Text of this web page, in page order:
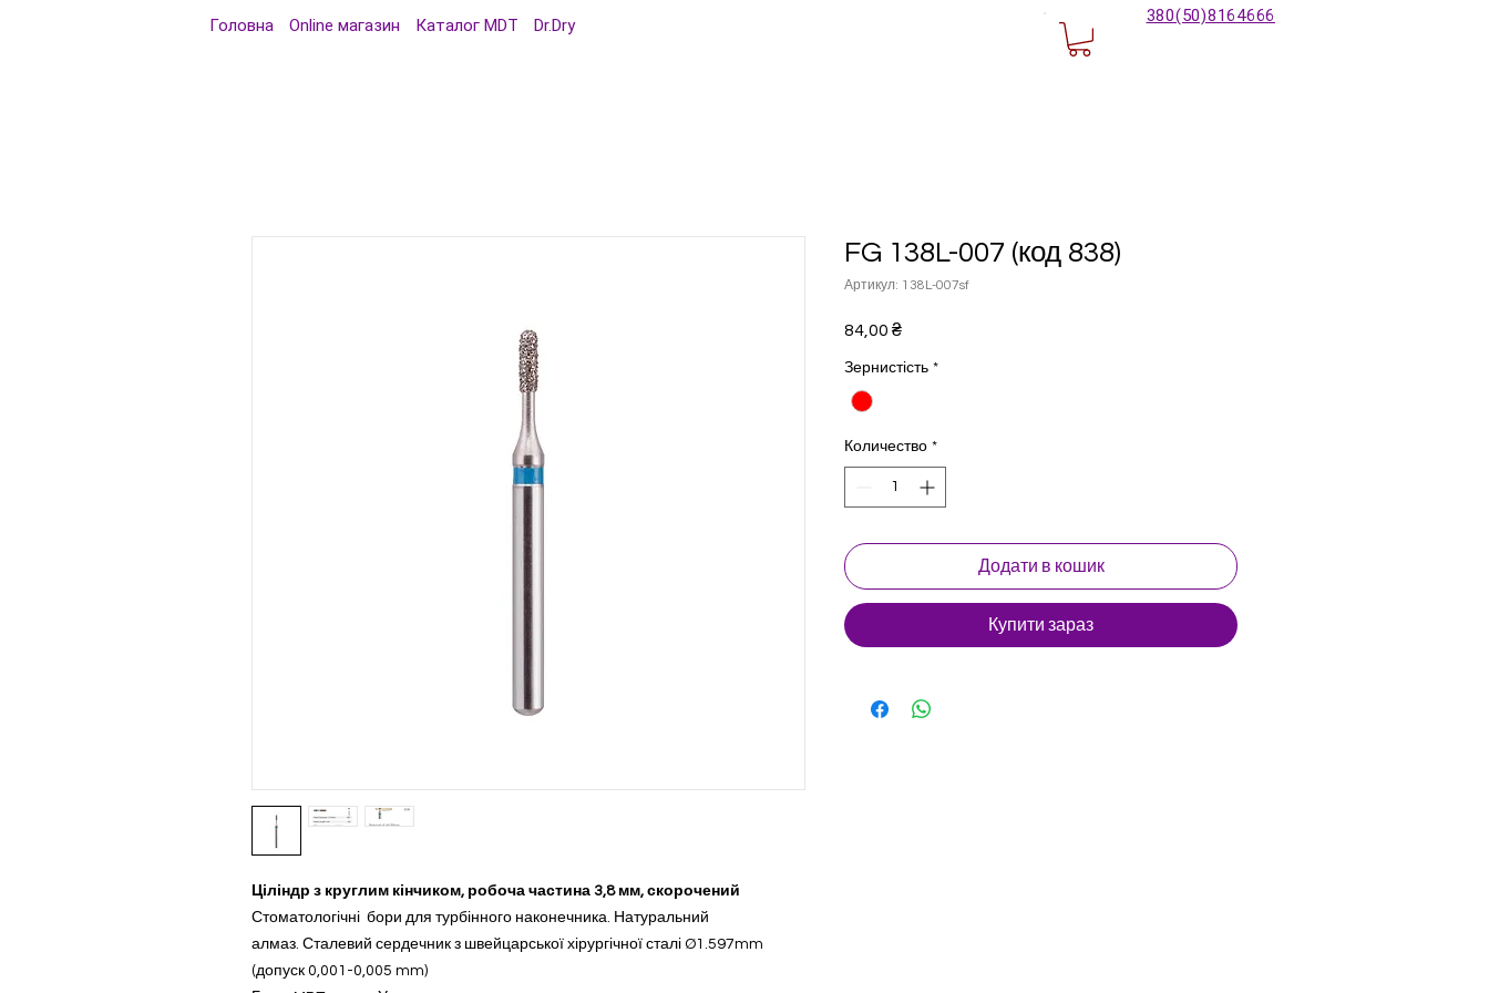
Головна Online магазин Каталог MDT Dr.Dry 380(50)8164666
Ціліндр з круглим кінчиком, робоча частина 3,8 мм, скорочений
Стоматологічні бори для турбінного наконечника. Натуральний
алмаз. Сталевий сердечник з швейцарської хірургічної сталі Ø1.597mm
(допуск 0,001-0,005 mm)
FG 138L-007 (код 838)
Артикул: 138L-007sf
84,00 ₴Цена
Зернистість *
Количество *
Додати в кошик
Купити зараз